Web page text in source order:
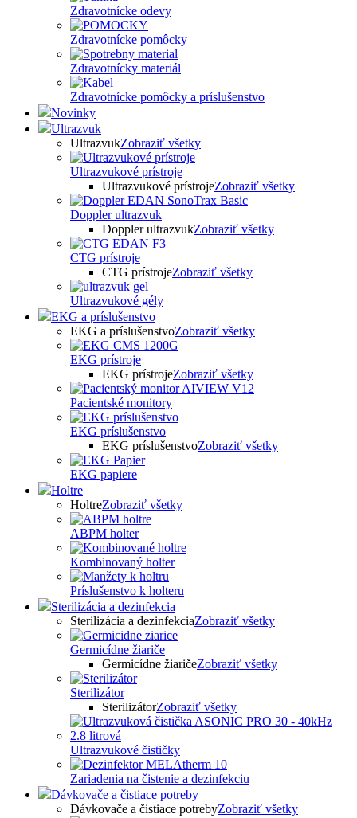
Zdravotnícke odevy
Zdravotnícke pomôcky
Zdravotnícky materiál
Zdravotnícke pomôcky a príslušenstvo
Novinky
Ultrazvuk
UltrazvukZobraziť všetky
Ultrazvukové prístroje
Ultrazvukové prístrojeZobraziť všetky
Doppler ultrazvuk
Doppler ultrazvukZobraziť všetky
CTG prístroje
CTG prístrojeZobraziť všetky
Ultrazvukové gély
EKG a príslušenstvo
EKG a príslušenstvoZobraziť všetky
EKG prístroje
EKG prístrojeZobraziť všetky
Pacientské monitory
EKG príslušenstvo
EKG príslušenstvoZobraziť všetky
EKG papiere
Holtre
HoltreZobraziť všetky
ABPM holter
Kombinovaný holter
Príslušenstvo k holteru
Sterilizácia a dezinfekcia
Sterilizácia a dezinfekciaZobraziť všetky
Germicídne žiariče
Germicídne žiaričeZobraziť všetky
Sterilizátor
SterilizátorZobraziť všetky
Ultrazvukové čističky
Zariadenia na čistenie a dezinfekciu
Dávkovače a čistiace potreby
Dávkovače a čistiace potrebyZobraziť všetky